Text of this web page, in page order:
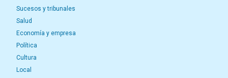
Sucesos y tribunales
Salud
Economía y empresa
Política
Cultura
Local